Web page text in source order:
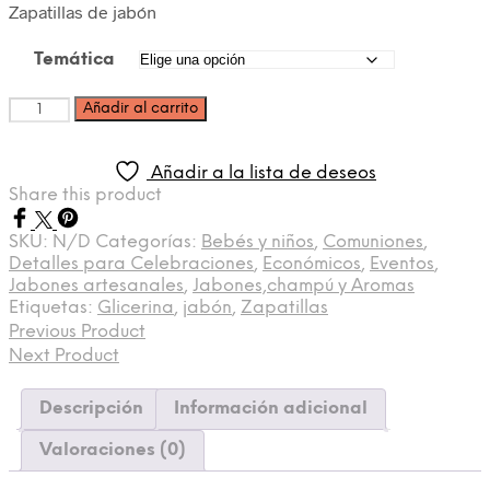
Zapatillas de jabón
Temática
CantidadAñadir al carrito
Añadir a la lista de deseos
Share this product
SKU: N/D Categorías: Bebés y niños, Comuniones,
Detalles para Celebraciones, Económicos, Eventos,
Jabones artesanales, Jabones,champú y Aromas
Etiquetas: Glicerina, jabón, Zapatillas
Previous Product
Next Product
Descripción Información adicional
Valoraciones (0)